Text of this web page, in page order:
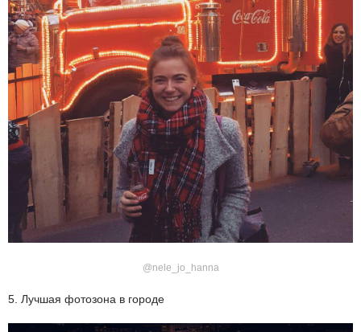
@nele_jo_hanna
5. Лучшая фотозона в городе